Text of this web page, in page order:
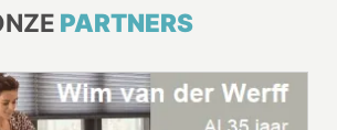
PARTNERS